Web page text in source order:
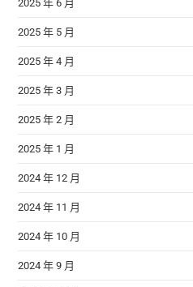
2025 年 6 月
2025 年 5 月
2025 年 4 月
2025 年 3 月
2025 年 2 月
2025 年 1 月
2024 年 12 月
2024 年 11 月
2024 年 10 月
2024 年 9 月